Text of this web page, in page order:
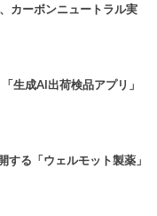
カーボンニュートラル実
生成AI出荷検品アプリ」
する「ウェルモット製薬」